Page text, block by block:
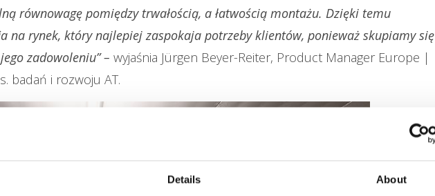
Details About
równowagę pomiędzy trwałością, a łatwością montażu. Dzięki temu
na rynek, który najlepiej zaspokaja potrzeby klientów, ponieważ skupiamy się
zadowoleniu” – wyjaśnia Jürgen Beyer-Reiter, Product Manager Europe |
badań i rozwoju AT.